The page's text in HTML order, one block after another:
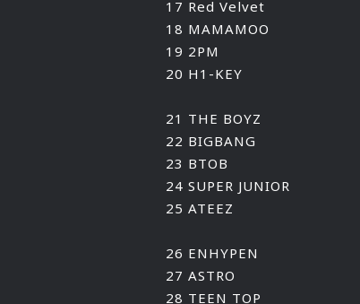
17 Red Velvet
18 MAMAMOO
19 2PM
20 H1-KEY
21 THE BOYZ
22 BIGBANG
23 BTOB
24 SUPER JUNIOR
25 ATEEZ
26 ENHYPEN
27 ASTRO
28 TEEN TOP